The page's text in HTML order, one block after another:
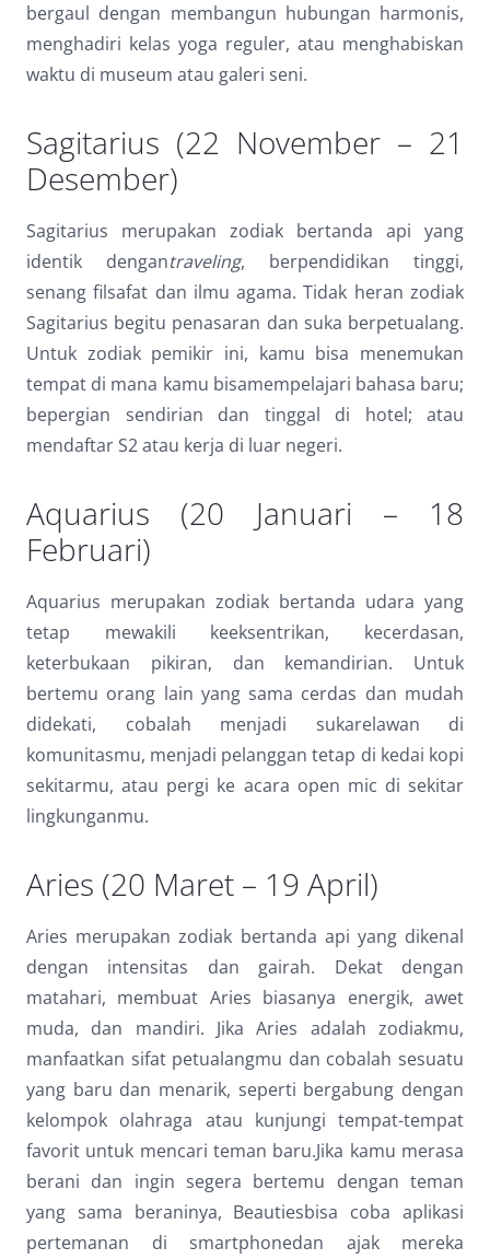
bergaul dengan membangun hubungan harmonis,
menghadiri kelas yoga reguler, atau menghabiskan
waktu di museum atau galeri seni.
Sagitarius (22 November – 21
Desember)
Sagitarius merupakan zodiak bertanda api yang
identik dengantraveling, berpendidikan tinggi,
senang filsafat dan ilmu agama. Tidak heran zodiak
Sagitarius begitu penasaran dan suka berpetualang.
Untuk zodiak pemikir ini, kamu bisa menemukan
tempat di mana kamu bisamempelajari bahasa baru;
bepergian sendirian dan tinggal di hotel; atau
mendaftar S2 atau kerja di luar negeri.
Aquarius (20 Januari – 18
Februari)
Aquarius merupakan zodiak bertanda udara yang
tetap mewakili keeksentrikan, kecerdasan,
keterbukaan pikiran, dan kemandirian. Untuk
bertemu orang lain yang sama cerdas dan mudah
didekati, cobalah menjadi sukarelawan di
komunitasmu, menjadi pelanggan tetap di kedai kopi
sekitarmu, atau pergi ke acara open mic di sekitar
lingkunganmu.
Aries (20 Maret – 19 April)
Aries merupakan zodiak bertanda api yang dikenal
dengan intensitas dan gairah. Dekat dengan
matahari, membuat Aries biasanya energik, awet
muda, dan mandiri. Jika Aries adalah zodiakmu,
manfaatkan sifat petualangmu dan cobalah sesuatu
yang baru dan menarik, seperti bergabung dengan
kelompok olahraga atau kunjungi tempat-tempat
favorit untuk mencari teman baru.Jika kamu merasa
berani dan ingin segera bertemu dengan teman
yang sama beraninya, Beautiesbisa coba aplikasi
pertemanan di smartphonedan ajak mereka